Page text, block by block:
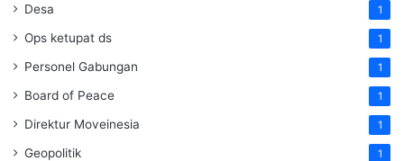
Desa 1
Ops ketupat ds 1
Personel Gabungan 1
Board of Peace 1
Direktur Moveinesia 1
Geopolitik 1